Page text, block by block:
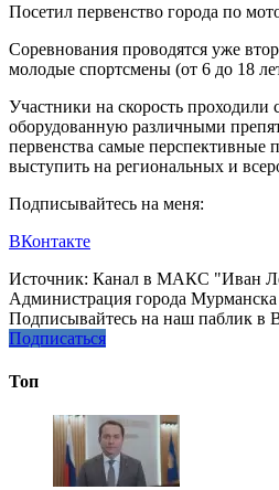
Посетил первенство города по
Соревнования проводятся уже
молодые спортсмены (от 6 до 18
Участники на скорость проходили
оборудованную различными
первенства самые перспективные
выступить на региональных и
Подписывайтесь на меня:
ВКонтакте
Источник: Канал в МАКС "Иван
Администрация города Мурманска
Подписывайтесь на наш паблик в
Подписаться
Топ